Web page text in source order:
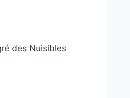
des Nuisibles